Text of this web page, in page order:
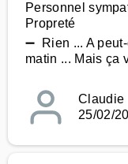
Personnel
Propreté
➖ Rien ... A
matin ... Mais ça
Claudie
25/02/